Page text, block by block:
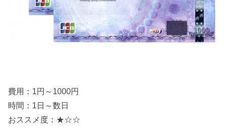
費用：1円～1000円
時間：1日～数日
おススメ度：★☆☆